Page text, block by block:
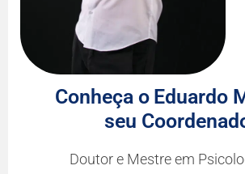
Conheça o Eduardo
seu
Doutor e Mestre em